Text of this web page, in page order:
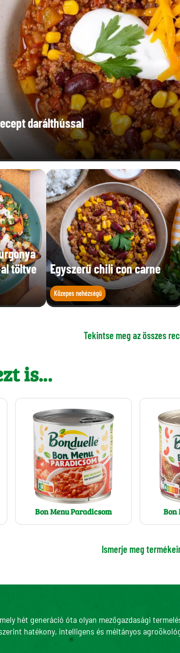
darálthússal
töltve
Egyszerű chili con carne
Közepes nehézségű
Tekintse meg az összes
is...
Bon Menu Paradicsom Bon
Ismerje meg
hét generáció óta olyan mezőgazdasági
hatékony, intelligens és méltányos